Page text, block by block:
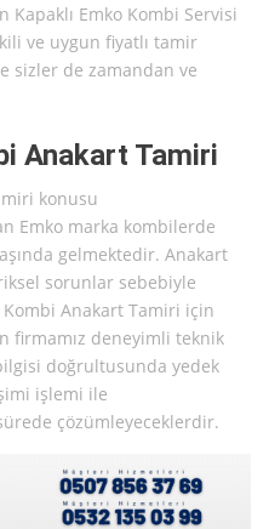
Kapaklı Emko Kombi Servisi
ve uygun fiyatlı tamir
sizler de zamandan ve
Anakart Tamiri
konusu
Emko marka kombilerde
gelmektedir. Anakart
sorunlar sebebiyle
Anakart Tamiri için
firmamız deneyimli teknik
doğrultusunda yedek
işlemi ile
çözümleyeceklerdir.